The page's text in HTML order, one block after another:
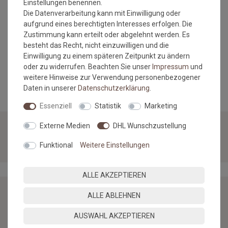
Versandkostenfrei*
Linoleum Tarkett Veneto xf
2,5 mm | 695 Absinthe
Grundpreis: 46,77 € /
2
inkl. ges. MwSt.
Versandkostenfrei*
TARKETT VENETO XF 2,5 MM VON LIVING
NEWSLETTER
Einstellungen benennen.
Die Datenverarbeitung kann mit Einwilligung oder
aufgrund eines berechtigten Interesses erfolgen. Die
Zustimmung kann erteilt oder abgelehnt werden. Es
besteht das Recht, nicht einzuwilligen und die
Einwilligung zu einem späteren Zeitpunkt zu ändern
oder zu widerrufen. Beachten Sie unser Impressum und
weitere Hinweise zur Verwendung personenbezogener
Daten in unserer Daten­schutz­erklärung
Essenziell Statistik Marketing
Externe Medien DHL Wunschzustellung
Funktional Weitere Einstellungen
ALLE AKZEPTIEREN
ALLE ABLEHNEN
AUSWAHL AKZEPTIEREN